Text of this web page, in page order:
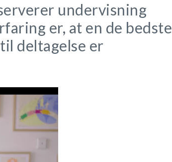
undervisning
er, at en de bedste
deltagelse er